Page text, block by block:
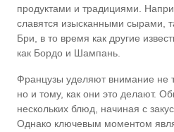
продуктами и традициями.
славятся изысканными сырами,
Бри, в то время как другие
как Бордо и Шампань.
Французы уделяют внимание не
но и тому, как они это делают.
нескольких блюд, начиная с
Однако ключевым моментом